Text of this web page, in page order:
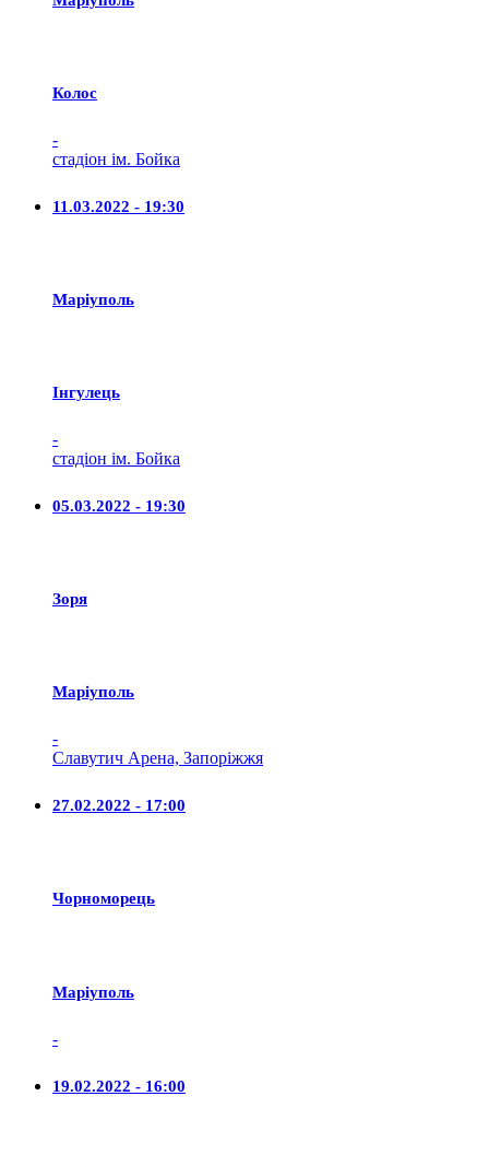
Колос
-
стадіон ім. Бойка
11.03.2022 - 19:30
Маріуполь
Iнгулець
-
стадіон ім. Бойка
05.03.2022 - 19:30
Зоря
Маріуполь
-
Славутич Арена, Запоріжжя
27.02.2022 - 17:00
Чорноморець
Маріуполь
-
19.02.2022 - 16:00